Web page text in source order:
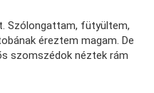
Szólongattam, fütyültem,
éreztem magam. De
szomszédok néztek rám